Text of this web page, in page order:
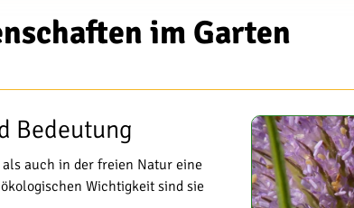
im Garten
Bedeutung
auch in der freien Natur eine
Wichtigkeit sind sie